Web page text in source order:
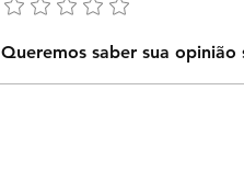
Queremos saber sua opinião